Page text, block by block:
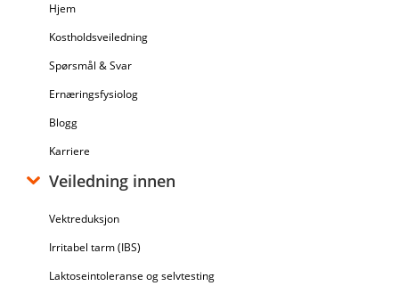
Hjem
Kostholdsveiledning
Spørsmål & Svar
Ernæringsfysiolog
Blogg
Karriere
Veiledning innen
Vektreduksjon
Irritabel tarm (IBS)
Laktoseintoleranse og selvtesting